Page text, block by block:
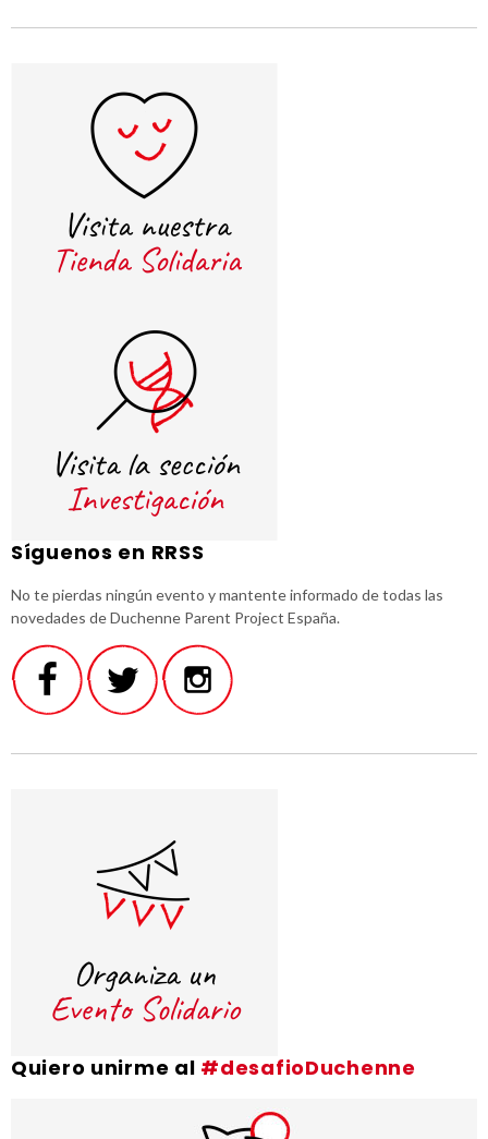
Síguenos en RRSS
No te pierdas ningún evento y mantente informado de todas las
novedades de Duchenne Parent Project España.
Quiero unirme al #desafioDuchenne